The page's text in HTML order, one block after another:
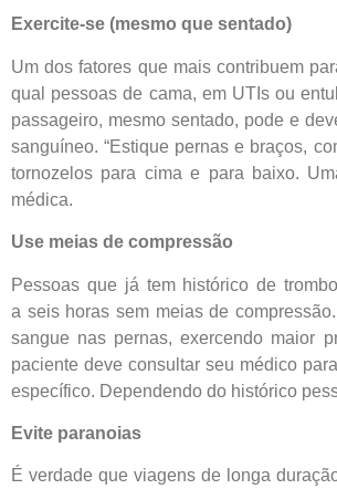
Exercite-se (mesmo que sentado)
Um dos fatores que mais contribuem
qual pessoas de cama, em UTIs ou
passageiro, mesmo sentado, pode e
sanguíneo. “Estique pernas e braços,
tornozelos para cima e para baixo.
médica.
Use meias de compressão
Pessoas que já tem histórico de
a seis horas sem meias de
sangue nas pernas, exercendo maior
paciente deve consultar seu médico
específico. Dependendo do histórico
Evite paranoias
É verdade que viagens de longa